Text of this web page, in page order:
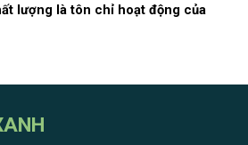
lượng là tôn chỉ hoạt động của